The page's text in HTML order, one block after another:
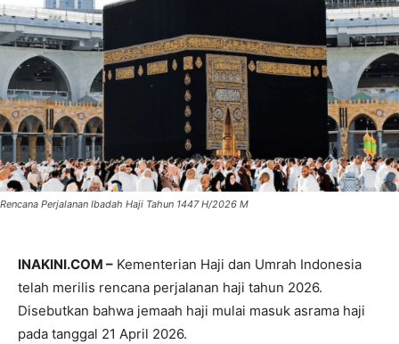
Rencana Perjalanan Ibadah Haji Tahun 1447 H/2026 M
INAKINI.COM – Kementerian Haji dan Umrah Indonesia
telah merilis rencana perjalanan haji tahun 2026.
Disebutkan bahwa jemaah haji mulai masuk asrama haji
pada tanggal 21 April 2026.